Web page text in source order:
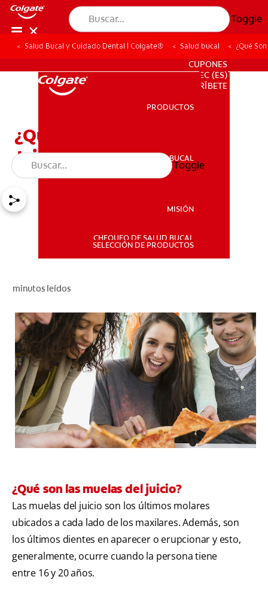
Toggle
SALUD BUCAL
PARA PROFESIONALES
CUPONES
EC (ES)
SUSCRÍBETE
PARA PROFESIONALES
CUPONES
EC (ES)
SUSCRÍBETE
PRODUCTOS
SALUD BUCAL
MISIÓN
CHEQUEO DE SALUD BUCAL
SELECCIÓN DE PRODUCTOS
Toggle
Salud Bucal y Cuidado Dental | Colgate® Salud bucal ¿Qué
¿Qué Son Las Muelas Del
Juicio?
minutos leídos
¿Qué son las muelas del juicio?
Las muelas del juicio son los últimos molares
ubicados a cada lado de los maxilares. Además, son
los últimos dientes en aparecer o erupcionar y esto,
generalmente, ocurre cuando la persona tiene
entre 16 y 20 años.